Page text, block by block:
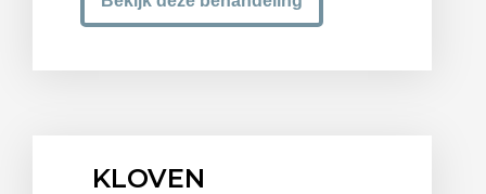
KLOVEN